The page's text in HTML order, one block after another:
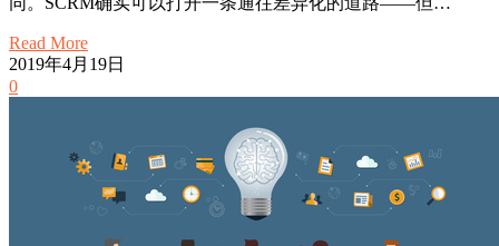
Read More
2019年4月19日
0